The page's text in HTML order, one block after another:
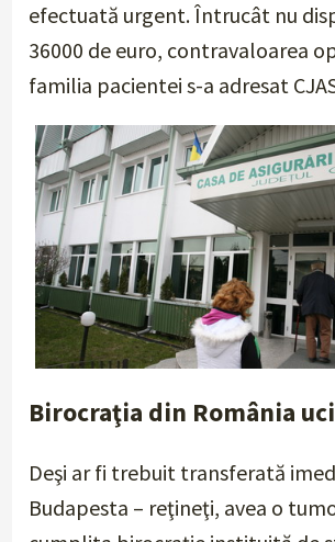
efectuată urgent. Întrucât nu
36000 de euro, contravaloarea
familia pacientei s-a adresat
Birocraţia din România
Deşi ar fi trebuit transferată
Budapesta – reţineţi, avea o